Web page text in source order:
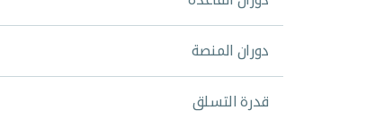
دوران المنصة
قدرة التسلق